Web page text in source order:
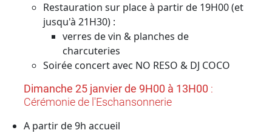
Restauration sur place à partir de 19H00 (et
jusqu'à 21H30) :
verres de vin & planches de
charcuteries
Soirée concert avec NO RESO & DJ COCO
Dimanche 25 janvier de 9H00 à 13H00 :
Cérémonie de l'Eschansonnerie
A partir de 9h accueil